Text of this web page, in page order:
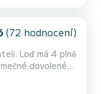
(72 hodnocení)
dovolené